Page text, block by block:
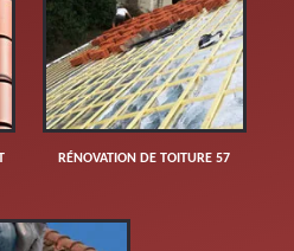
RÉNOVATION DE TOITURE 57